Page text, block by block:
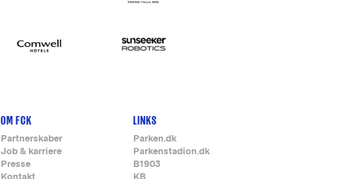
OM FCK
Partnerskaber
Job & karriere
Presse
Kontakt
LINKS
Parken.dk
Parkenstadion.dk
B1903
KB